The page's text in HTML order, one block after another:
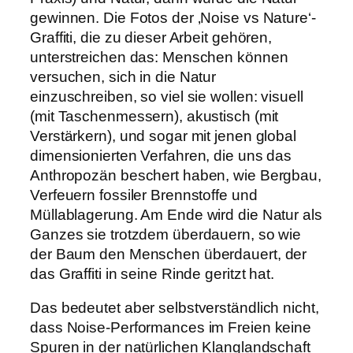
gewinnen. Die Fotos der ‚Noise vs Nature‘-
Graffiti, die zu dieser Arbeit gehören,
unterstreichen das: Menschen können
versuchen, sich in die Natur
einzuschreiben, so viel sie wollen: visuell
(mit Taschenmessern), akustisch (mit
Verstärkern), und sogar mit jenen global
dimensionierten Verfahren, die uns das
Anthropozän beschert haben, wie Bergbau,
Verfeuern fossiler Brennstoffe und
Müllablagerung. Am Ende wird die Natur als
Ganzes sie trotzdem überdauern, so wie
der Baum den Menschen überdauert, der
das Graffiti in seine Rinde geritzt hat.
Das bedeutet aber selbstverständlich nicht,
dass Noise-Performances im Freien keine
Spuren in der natürlichen Klanglandschaft